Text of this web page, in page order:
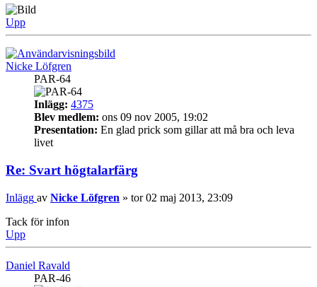
Upp
Nicke Löfgren
PAR-64
Inlägg: 4375
Blev medlem: ons 09 nov 2005, 19:02
Presentation: En glad prick som gillar att må bra och leva
livet
Re: Svart högtalarfärg
Inlägg av Nicke Löfgren » tor 02 maj 2013, 23:09
Tack för infon
Upp
Daniel Ravald
PAR-46